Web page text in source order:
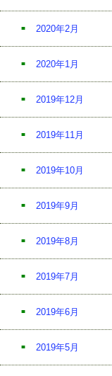
2020年2月
2020年1月
2019年12月
2019年11月
2019年10月
2019年9月
2019年8月
2019年7月
2019年6月
2019年5月